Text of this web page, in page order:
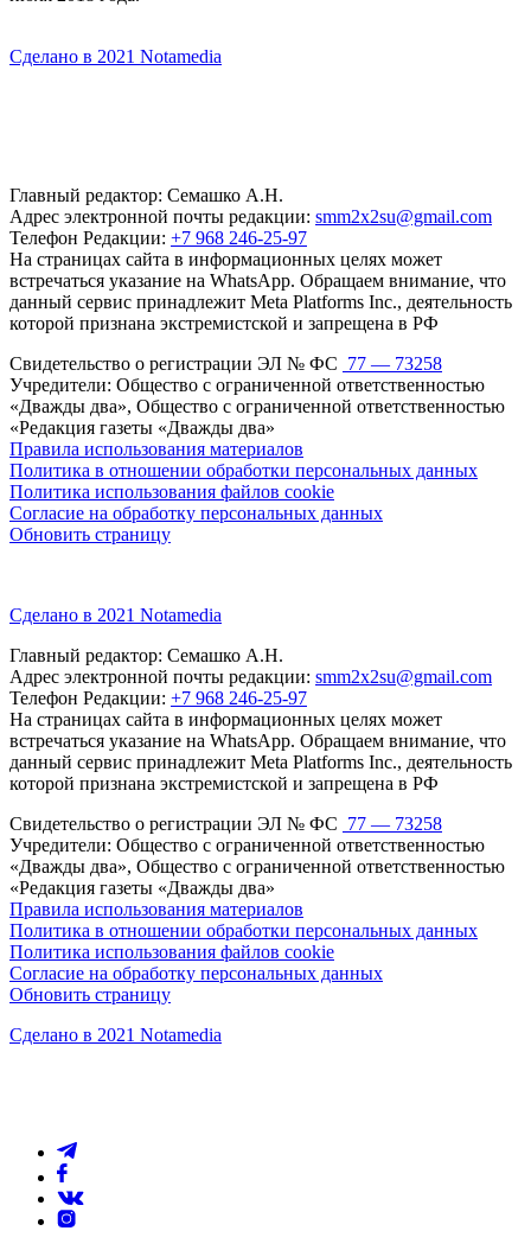
Сделано в 2021 Notamedia
Главный редактор: Семашко А.Н.
Адрес электронной почты редакции: smm2x2su@gmail.com
Телефон Редакции: +7 968 246-25-97
На страницах сайта в информационных целях может
встречаться указание на WhatsApp. Обращаем внимание, что
данный сервис принадлежит Meta Platforms Inc., деятельность
которой признана экстремистской и запрещена в РФ
Свидетельство о регистрации ЭЛ № ФС 77 — 73258
Учредители: Общество с ограниченной ответственностью
«Дважды два», Общество с ограниченной ответственностью
«Редакция газеты «Дважды два»
Правила использования материалов
Политика в отношении обработки персональных данных
Политика использования файлов cookie
Согласие на обработку персональных данных
Обновить страницу
Сделано в 2021 Notamedia
Главный редактор: Семашко А.Н.
Адрес электронной почты редакции: smm2x2su@gmail.com
Телефон Редакции: +7 968 246-25-97
На страницах сайта в информационных целях может
встречаться указание на WhatsApp. Обращаем внимание, что
данный сервис принадлежит Meta Platforms Inc., деятельность
которой признана экстремистской и запрещена в РФ
Свидетельство о регистрации ЭЛ № ФС 77 — 73258
Учредители: Общество с ограниченной ответственностью
«Дважды два», Общество с ограниченной ответственностью
«Редакция газеты «Дважды два»
Правила использования материалов
Политика в отношении обработки персональных данных
Политика использования файлов cookie
Согласие на обработку персональных данных
Обновить страницу
Сделано в 2021 Notamedia